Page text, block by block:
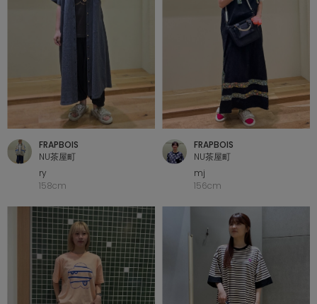
FRAPBOIS
NU茶屋町
ry
158cm
FRAPBOIS
NU茶屋町
mj
156cm